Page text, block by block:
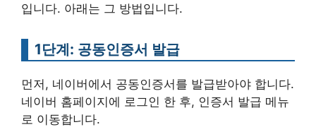
입니다. 아래는 그 방법입니다.
1단계: 공동인증서 발급
먼저, 네이버에서 공동인증서를 발급받아야 합니다.
네이버 홈페이지에 로그인 한 후, 인증서 발급 메뉴
로 이동합니다.